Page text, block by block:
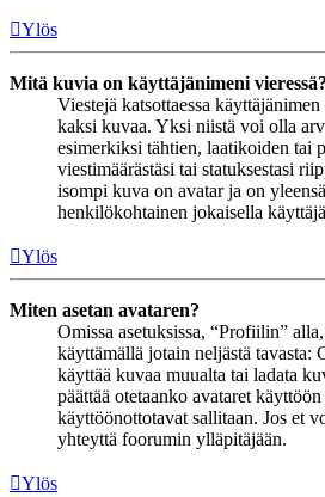
Ylös
Mitä kuvia on käyttäjänimeni vieressä?
Viestejä katsottaessa käyttäjänimen
kaksi kuvaa. Yksi niistä voi olla
esimerkiksi tähtien, laatikoiden tai
viestimäärästäsi tai statuksestasi
isompi kuva on avatar ja on
henkilökohtainen jokaisella
Ylös
Miten asetan avataren?
Omissa asetuksissa, “Profiilin”
käyttämällä jotain neljästä tavasta:
käyttää kuvaa muualta tai ladata
päättää otetaanko avataret
käyttöönottotavat sallitaan. Jos et
yhteyttä foorumin ylläpitäjään.
Ylös